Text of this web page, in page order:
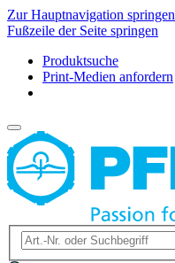
Zur Hauptnavigation springen
Fußzeile der Seite springen
Produktsuche
Print-Medien anfordern